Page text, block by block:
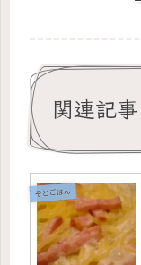
関連記事
そとごはん